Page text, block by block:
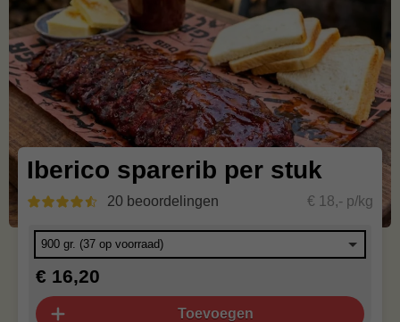
Iberico sparerib per stuk
20 beoordelingen € 18,- p/kg
€ 16,20
Toevoegen